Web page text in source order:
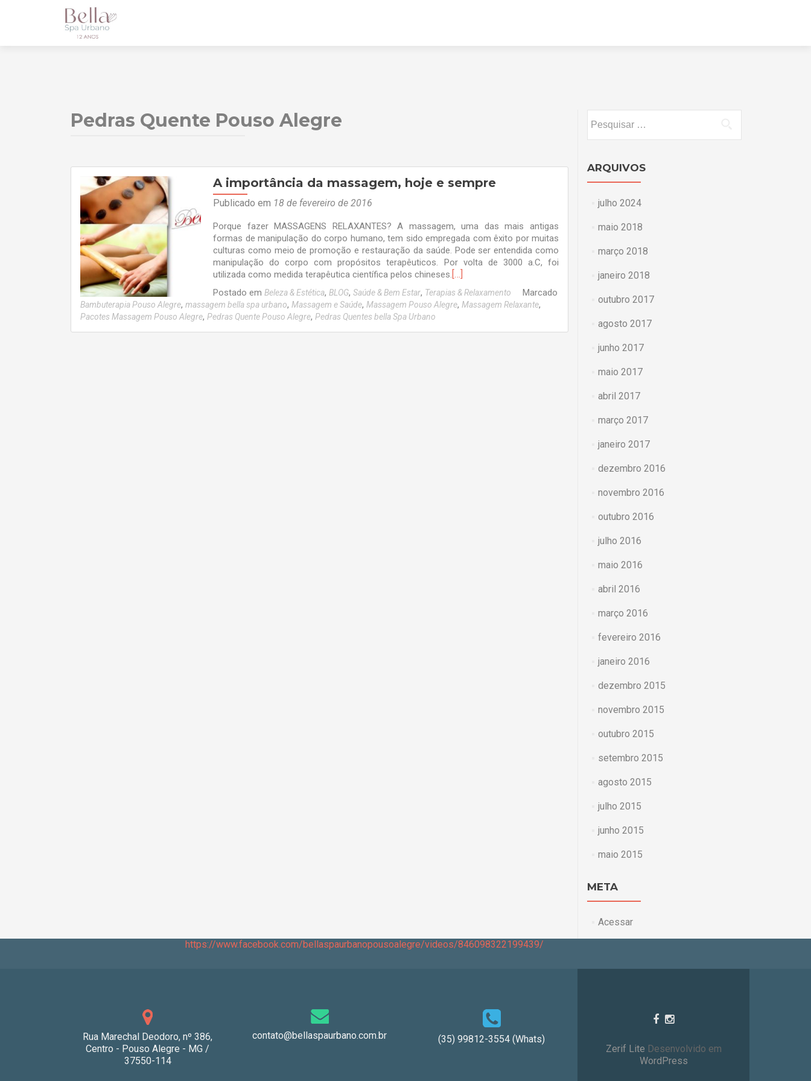
Pedras Quente Pouso Alegre
A importância da massagem, hoje e sempre
Publicado em 18 de fevereiro de 2016
Porque fazer MASSAGENS RELAXANTES? A massagem, uma das mais antigas
formas de manipulação do corpo humano, tem sido empregada com êxito por muitas
culturas como meio de promoção e restauração da saúde. Pode ser entendida como
manipulação do corpo com propósitos terapêuticos. Por volta de 3000 a.C, foi
utilizada como medida terapêutica científica pelos chineses.[…]
Postado em Beleza & Estética, BLOG, Saúde & Bem Estar, Terapias & Relaxamento Marcado
Bambuterapia Pouso Alegre, massagem bella spa urbano, Massagem e Saúde, Massagem Pouso Alegre, Massagem Relaxante,
Pacotes Massagem Pouso Alegre, Pedras Quente Pouso Alegre, Pedras Quentes bella Spa Urbano
por:
ARQUIVOS
julho 2024
maio 2018
março 2018
janeiro 2018
outubro 2017
agosto 2017
junho 2017
maio 2017
abril 2017
março 2017
janeiro 2017
dezembro 2016
novembro 2016
outubro 2016
julho 2016
maio 2016
abril 2016
março 2016
fevereiro 2016
janeiro 2016
dezembro 2015
novembro 2015
outubro 2015
setembro 2015
agosto 2015
julho 2015
junho 2015
maio 2015
META
Acessar
https://www.facebook.com/bellaspaurbanopousoalegre/videos/846098322199439/
Rua Marechal Deodoro, nº 386,
Centro - Pouso Alegre - MG /
37550-114
contato@bellaspaurbano.com.br
(35) 99812-3554 (Whats)
Zerif Lite Desenvolvido em
WordPress